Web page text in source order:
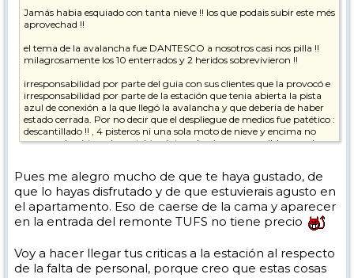
Jamás habia esquiado con tanta nieve !! los que podais subir este més
aprovechad !!
el tema de la avalancha fue DANTESCO a nosotros casi nos pilla !!
milagrosamente los 10 enterrados y 2 heridos sobrevivieron !!
irresponsabilidad por parte del guia con sus clientes que la provocó e
irresponsabilidad por parte de la estación que tenia abierta la pista
azul de conexión a la que llegó la avalancha y que deberia de haber
estado cerrada. Por no decir que el despliegue de medios fue patético :
descantillado !! , 4 pisteros ni una sola moto de nieve y encima no
cerraron la pista , ni una triste cinta , algo incomprensible , seguia
muy tarde mas de 30 min tarde y en condiciones normales se
hubieran encontrado con 10 cadaveres : un zero para la estación !!!
Tignes - destiñes es una estación brutal , increible , pero en estas
fechas la vi muy muy muy dejada de la mano de dios , no se ve
Al parecer como la fecha "oficial" de apertura es sobre el dia 25 , aún
no deben haber contratado a todo el personal .... uno de los dias nos
Pues me alegro mucho de que te haya gustado, de
que lo hayas disfrutado y de que estuvierais agusto en
el apartamento. Eso de caerse de la cama y aparecer
en la entrada del remonte TUFS no tiene precio
Voy a hacer llegar tus criticas a la estación al respecto
de la falta de personal, porque creo que estas cosas